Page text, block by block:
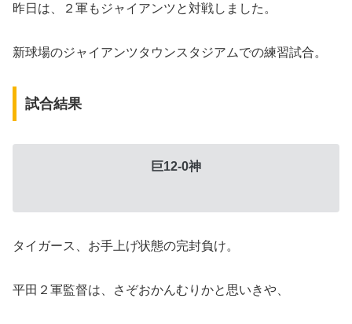
昨日は、２軍もジャイアンツと対戦しました。
新球場のジャイアンツタウンスタジアムでの練習試合。
試合結果
巨12-0神
タイガース、お手上げ状態の完封負け。
平田２軍監督は、さぞおかんむりかと思いきや、